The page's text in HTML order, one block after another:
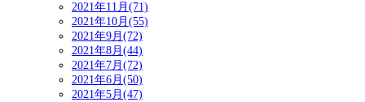
2021年11月(71)
2021年10月(55)
2021年9月(72)
2021年8月(44)
2021年7月(72)
2021年6月(50)
2021年5月(47)